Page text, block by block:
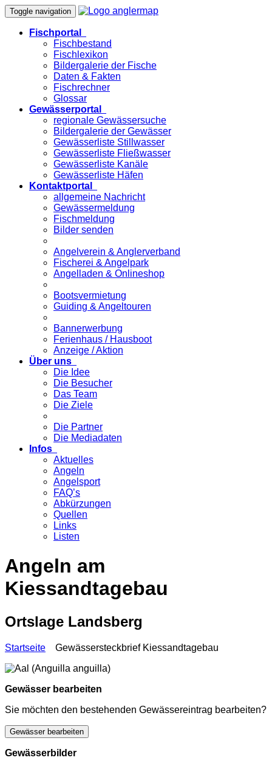
Toggle navigation
Fischportal
Fischbestand
Fischlexikon
Bildergalerie der Fische
Daten & Fakten
Fischrechner
Glossar
Gewässerportal
regionale Gewässersuche
Bildergalerie der Gewässer
Gewässerliste Stillwasser
Gewässerliste Fließwasser
Gewässerliste Kanäle
Gewässerliste Häfen
Kontaktportal
allgemeine Nachricht
Gewässermeldung
Fischmeldung
Bilder senden
Angelverein & Anglerverband
Fischerei & Angelpark
Angelladen & Onlineshop
Bootsvermietung
Guiding & Angeltouren
Bannerwerbung
Ferienhaus / Hausboot
Anzeige / Aktion
Über uns
Die Idee
Die Besucher
Das Team
Die Ziele
Die Partner
Die Mediadaten
Infos
Aktuelles
Angeln
Angelsport
FAQ’s
Abkürzungen
Quellen
Links
Listen
Angeln am
Kiessandtagebau
Ortslage Landsberg
Startseite Gewässersteckbrief Kiessandtagebau
Gewässer bearbeiten
Sie möchten den bestehenden Gewässereintrag bearbeiten?
Gewässer bearbeiten
Gewässerbilder